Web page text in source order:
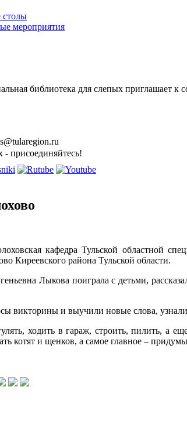
столы
мероприятия
библиотека для слепых приглашает
присоединяйтесь!
кафедра Тульской областной
Киреевского района Тульской области.
Лыкова поиграла с детьми,
викторины и выучили новые слова,
ходить в гараж, строить, пилить, а
котят и щенков, а самое главное –